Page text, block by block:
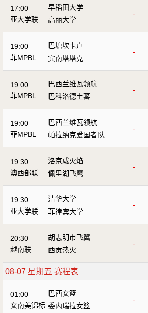
17:00
亚大学联
早稻田大学
-
高丽大学
19:00
菲MPBL
巴塘坎卡卢
-
宾南塔塔克
19:00
菲MPBL
巴西兰维瓦领航
-
巴科洛德土蕃
19:00
菲MPBL
巴西兰维瓦领航
-
帕拉纳克爱国者队
19:30
澳西部联
洛京咸火焰
-
佩里湖飞鹰
19:30
亚大学联
清华大学
-
菲律宾大学
20:30
越南联
胡志明市飞翼
-
西贡热火
08-07 星期五 赛程表
01:00
女南美锦标
巴西女篮
-
委内瑞拉女篮